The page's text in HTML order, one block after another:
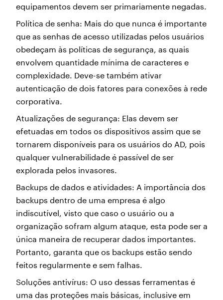
equipamentos devem ser primariamente negadas.
Política de senha: Mais do que nunca é importante
que as senhas de acesso utilizadas pelos usuários
obedeçam às políticas de segurança, as quais
envolvem quantidade mínima de caracteres e
complexidade. Deve-se também ativar
autenticação de dois fatores para conexões à rede
corporativa.
Atualizações de segurança: Elas devem ser
efetuadas em todos os dispositivos assim que se
tornarem disponíveis para os usuários do AD, pois
qualquer vulnerabilidade é passível de ser
explorada pelos invasores.
Backups de dados e atividades: A importância dos
backups dentro de uma empresa é algo
indiscutível, visto que caso o usuário ou a
organização sofram algum ataque, esta pode ser a
única maneira de recuperar dados importantes.
Portanto, garanta que os backups estão sendo
feitos regularmente e sem falhas.
Soluções antivírus: O uso dessas ferramentas é
uma das proteções mais básicas, inclusive em